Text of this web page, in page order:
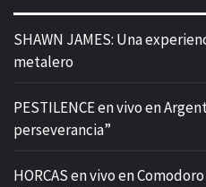
SHAWN JAMES: Una
metalero
PESTILENCE en vivo en
perseverancia”
HORCAS en vivo en